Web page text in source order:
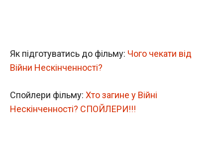
Як підготуватись до фільму: Чого чекати від
Війни Нескінченності?
Спойлери фільму: Хто загине у Війні
Нескінченності? СПОЙЛЕРИ!!!